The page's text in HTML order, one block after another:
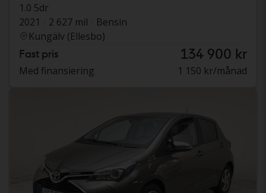
1.0 5dr
2021
2 627 mil
Bensin
Kungälv (Ellesbo)
Fast pris 134 900 kr
Med finansiering 1 150 kr/månad